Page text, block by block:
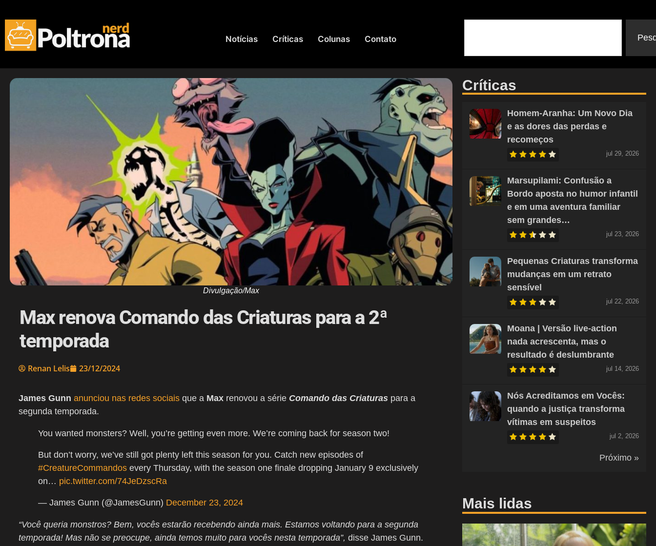
Notícias Críticas Colunas Contato
Divulgação/Max
Max renova Comando das Criaturas para a 2ª
temporada
Renan Lelis 23/12/2024
James Gunn anunciou nas redes sociais que a Max renovou a série Comando das Criaturas para a
segunda temporada.
You wanted monsters? Well, you’re getting even more. We’re coming back for season two!
But don’t worry, we’ve still got plenty left this season for you. Catch new episodes of
#CreatureCommandos every Thursday, with the season one finale dropping January 9 exclusively
on… pic.twitter.com/74JeDzscRa
— James Gunn (@JamesGunn) December 23, 2024
“Você queria monstros? Bem, vocês estarão recebendo ainda mais. Estamos voltando para a segunda
temporada! Mas não se preocupe, ainda temos muito para vocês nesta temporada”, disse James Gunn.
Críticas
Homem-Aranha: Um Novo Dia
e as dores das perdas e
recomeços
jul 29, 2026
Marsupilami: Confusão a
Bordo aposta no humor infantil
e em uma aventura familiar
sem grandes…
jul 23, 2026
Pequenas Criaturas transforma
mudanças em um retrato
sensível
jul 22, 2026
Moana | Versão live-action
nada acrescenta, mas o
resultado é deslumbrante
jul 14, 2026
Nós Acreditamos em Vocês:
quando a justiça transforma
vítimas em suspeitos
jul 2, 2026
Próximo »
Mais lidas